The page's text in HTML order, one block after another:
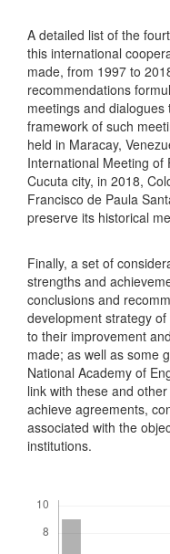
A detailed list of the
this international
made, from 1997 to
recommendations
meetings and
framework of such
held in Maracay,
International Meeting of
Cucuta city, in 2018,
Francisco de Paula
preserve its historical
Finally, a set of
strengths and
conclusions and
development strategy
to their improvement
made; as well as some
National Academy of
link with these and
achieve agreements,
associated with the
institutions.